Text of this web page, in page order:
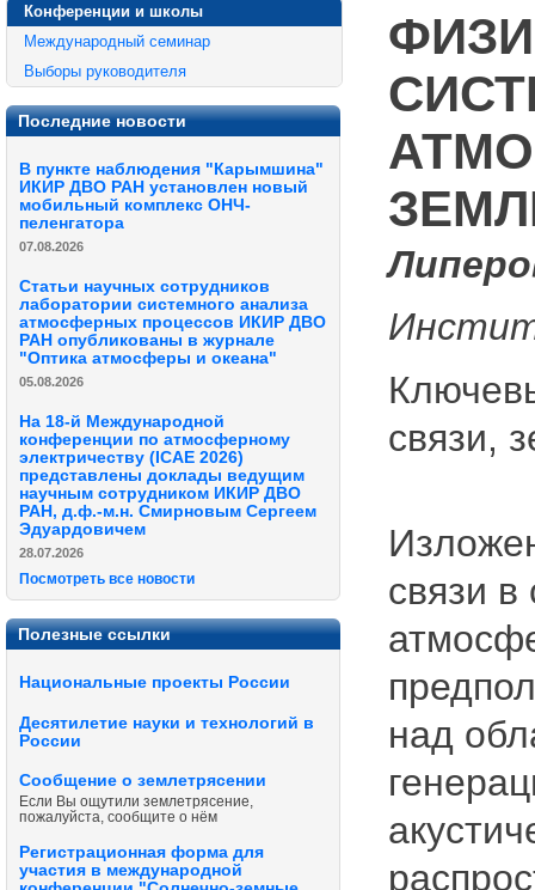
Конференции и школы
Международный семинар
Выборы руководителя
Последние новости
В пункте наблюдения "Карымшина"
ИКИР ДВО РАН установлен новый
мобильный комплекс ОНЧ-
пеленгатора
07.08.2026
Статьи научных сотрудников
лаборатории системного анализа
атмосферных процессов ИКИР ДВО
РАН опубликованы в журнале
"Оптика атмосферы и океана"
05.08.2026
На 18-й Международной
конференции по атмосферному
электричеству (ICAE 2026)
представлены доклады ведущим
научным сотрудником ИКИР ДВО
РАН, д.ф.-м.н. Смирновым Сергеем
Эдуардовичем
28.07.2026
Посмотреть все новости
Полезные ссылки
Национальные проекты России
Десятилетие науки и технологий в
России
Сообщение о землетрясении
Если Вы ощутили землетрясение,
пожалуйста, сообщите о нём
Регистрационная форма для
участия в международной
связи,
связи
над